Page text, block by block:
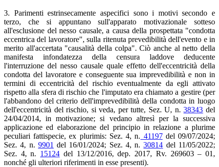
3. Parimenti estrinsecamente aspecifici sono i motivi secondo e
terzo, che si appuntano sull'apparato motivazionale sotteso
all'esclusione del nesso causale, a causa della prospettata "condotta
eccentrica del lavoratore", sulla ritenuta prevedibilità dell'evento e in
merito all'accertata "causalità della colpa". Ciò anche al netto della
manifesta infondatezza della censura laddove deducente
l'interruzione del nesso causale quale effetto dell'eccentricità della
condotta del lavoratore e conseguente sua imprevedibilità e non in
termini di eccentricità del rischio eventualmente da egli attivato
rispetto alla sfera di rischio che l'imputato era chiamato a gestire (per
l'abbandono del criterio dell'imprevedibilità della condotta in luogo
dell'eccentricità del rischio, si veda, per tutte, Sez. U, n.38343 del
24/04/2014, in motivazione; si vedano altresì per la successiva
applicazione ed elaborazione del principio in relazione a plurime
peculiari fattispecie, ex plurimis: Sez. 4, n. 41197del 09/07/2024;
Sez. 4, n. 9901 del 16/01/2024; Sez. 4, n.30814 del 11/05/2022;
Sez. 4, n. 15124 del 13/12/2016, dep. 2017, Rv. 269603 – 01,
nonché gli ulteriori riferimenti in esse presenti).